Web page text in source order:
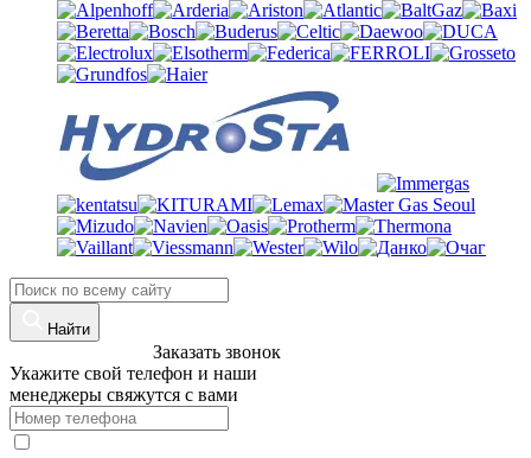
Найти
Заказать звонок
Укажите свой телефон и наши
менеджеры свяжутся с вами